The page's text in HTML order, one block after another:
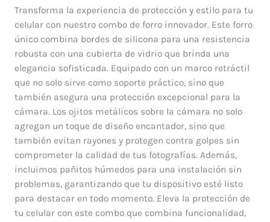
Transforma la experiencia de protección y estilo para tu
celular con nuestro combo de forro innovador. Este forro
único combina bordes de silicona para una resistencia
robusta con una cubierta de vidrio que brinda una
elegancia sofisticada. Equipado con un marco retráctil
que no solo sirve como soporte práctico, sino que
también asegura una protección excepcional para la
cámara. Los ojitos metálicos sobre la cámara no solo
agregan un toque de diseño encantador, sino que
también evitan rayones y protegen contra golpes sin
comprometer la calidad de tus fotografías. Además,
incluimos pañitos húmedos para una instalación sin
problemas, garantizando que tu dispositivo esté listo
para destacar en todo momento. Eleva la protección de
tu celular con este combo que combina funcionalidad,